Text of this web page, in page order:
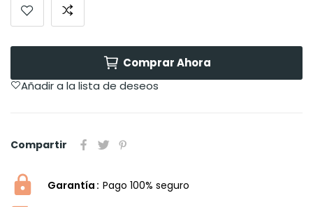
Comprar Ahora
Añadir a la lista de deseos
Compartir
Garantía Pago 100% seguro